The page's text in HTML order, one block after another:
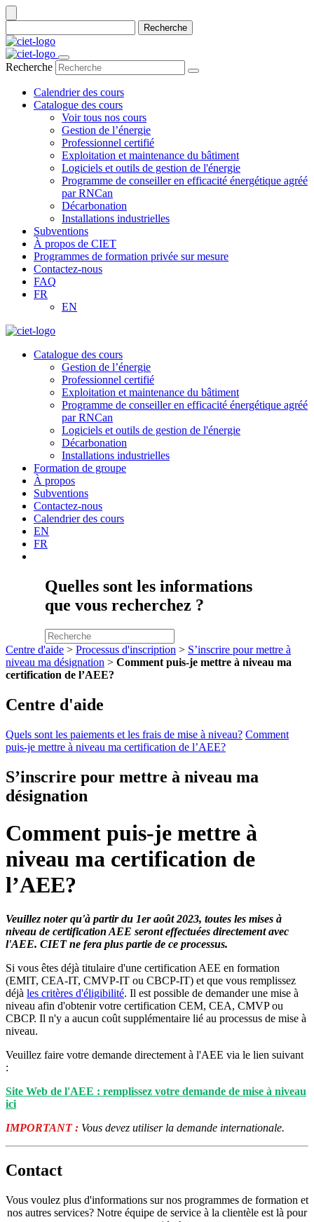
Recherche
Recherche
Calendrier des cours
Catalogue des cours
Voir tous nos cours
Gestion de l’énergie
Professionnel certifié
Exploitation et maintenance du bâtiment
Logiciels et outils de gestion de l'énergie
Programme de conseiller en efficacité énergétique agréé
par RNCan
Décarbonation
Installations industrielles
Subventions
À propos de CIET
Programmes de formation privée sur mesure
Contactez-nous
FAQ
FR
EN
Catalogue des cours
Gestion de l’énergie
Professionnel certifié
Exploitation et maintenance du bâtiment
Programme de conseiller en efficacité énergétique agréé
par RNCan
Logiciels et outils de gestion de l'énergie
Décarbonation
Installations industrielles
Formation de groupe
À propos
Subventions
Contactez-nous
Calendrier des cours
EN
FR
Quelles sont les informations
que vous recherchez ?
Centre d'aide > Processus d'inscription > S’inscrire pour mettre à
niveau ma désignation > Comment puis-je mettre à niveau ma
certification de l’AEE?
Centre d'aide
Quels sont les paiements et les frais de mise à niveau? Comment
puis-je mettre à niveau ma certification de l’AEE?
S’inscrire pour mettre à niveau ma
désignation
Comment puis-je mettre à
niveau ma certification de
l’AEE?
Veuillez noter qu'à partir du 1er août 2023, toutes les mises à
niveau de certification AEE seront effectuées directement avec
l'AEE. CIET ne fera plus partie de ce processus.
Si vous êtes déjà titulaire d'une certification AEE en formation
(EMIT, CEA-IT, CMVP-IT ou CBCP-IT) et que vous remplissez
déjà les critères d'éligibilité. Il est possible de demander une mise à
niveau afin d'obtenir votre certification CEM, CEA, CMVP ou
CBCP. Il n'y a aucun coût supplémentaire lié au processus de mise à
niveau.
Veuillez faire votre demande directement à l'AEE via le lien suivant
:
Site Web de l'AEE : remplissez votre demande de mise à niveau
ici
IMPORTANT : Vous devez utiliser la demande internationale.
Contact
Vous voulez plus d'informations sur nos programmes de formation et
nos autres services? Notre équipe de service à la clientèle est là pour